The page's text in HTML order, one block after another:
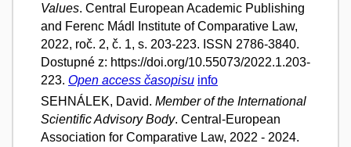
Values. Central European Academic Publishing
and Ferenc Mádl Institute of Comparative Law,
2022, roč. 2, č. 1, s. 203-223. ISSN 2786-3840.
Dostupné z: https://doi.org/10.55073/2022.1.203-
223. Open access časopisu info
SEHNÁLEK, David. Member of the International
Scientific Advisory Body. Central-European
Association for Comparative Law, 2022 - 2024.